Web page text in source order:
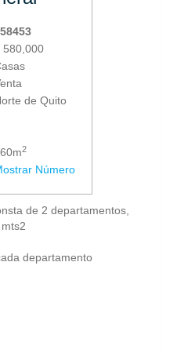
580,000
de Quito
2
Número
de 2 departamentos,
departamento